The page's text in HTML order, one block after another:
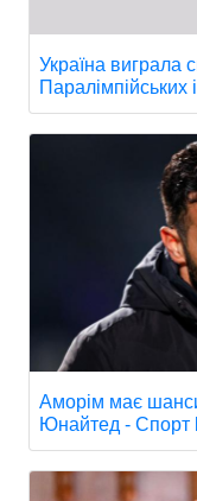
Україна виграла
Паралімпійських
Аморім має
Юнайтед - Спорт